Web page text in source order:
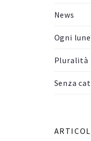
News
Ogni
Pluralità
Senza